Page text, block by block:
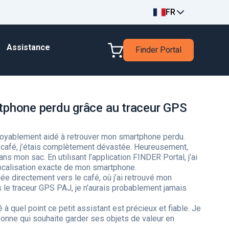
FR
Assistance Finder Portal
perdu grâce au traceur GPS
aidé à retrouver mon smartphone perdu.
j’étais complètement dévastée. Heureusement,
mon sac. En utilisant l’application FINDER Portal, j’ai
exacte de mon smartphone.
directement vers le café, où j’ai retrouvé mon
traceur GPS PAJ, je n’aurais probablement jamais
à quel point ce petit assistant est précieux et fiable. Je
qui souhaite garder ses objets de valeur en